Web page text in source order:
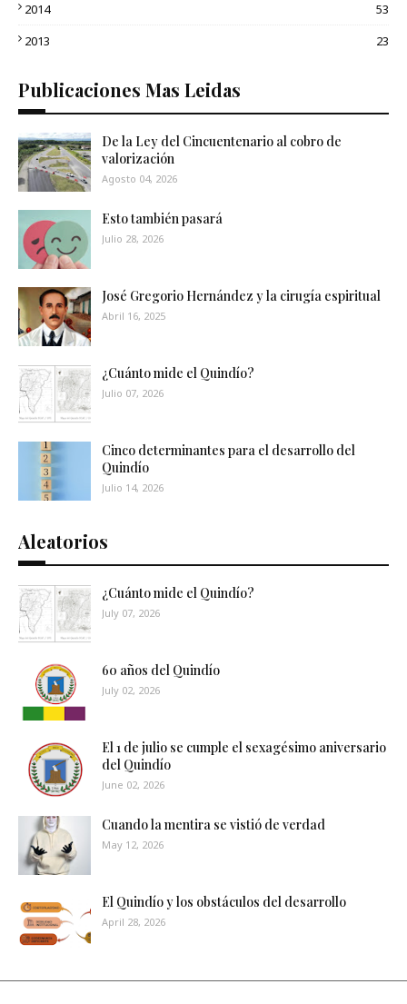
2014
53
2013
23
Publicaciones Mas Leidas
De la Ley del Cincuentenario al cobro de
valorización
Agosto 04, 2026
Esto también pasará
Julio 28, 2026
José Gregorio Hernández y la cirugía espiritual
Abril 16, 2025
¿Cuánto mide el Quindío?
Julio 07, 2026
Cinco determinantes para el desarrollo del
Quindío
Julio 14, 2026
Aleatorios
¿Cuánto mide el Quindío?
July 07, 2026
60 años del Quindío
July 02, 2026
El 1 de julio se cumple el sexagésimo aniversario
del Quindío
June 02, 2026
Cuando la mentira se vistió de verdad
May 12, 2026
El Quindío y los obstáculos del desarrollo
April 28, 2026